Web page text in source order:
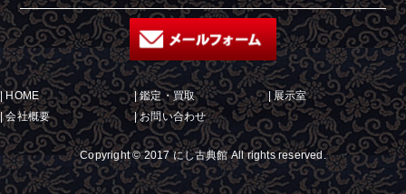
|HOME |鑑定・買取 |展示室
|会社概要 |お問い合わせ
Copyright © 2017 にし古典館 All rights reserved.